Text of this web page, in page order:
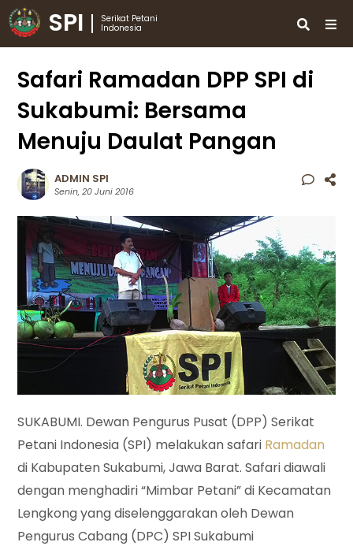
SPI
Serikat Petani
Indonesia
Safari Ramadan DPP SPI di
Sukabumi: Bersama
Menuju Daulat Pangan
ADMIN SPI
Senin, 20 Juni 2016
SUKABUMI. Dewan Pengurus Pusat (DPP) Serikat
Petani Indonesia (SPI) melakukan safari Ramadan
di Kabupaten Sukabumi, Jawa Barat. Safari diawali
dengan menghadiri “Mimbar Petani” di Kecamatan
Lengkong yang diselenggarakan oleh Dewan
Pengurus Cabang (DPC) SPI Sukabumi